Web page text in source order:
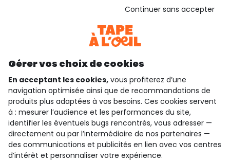
Voir l’attestation de confiance
Téléchargez notre application
Découvrir notre application
qui sommes-nous ?
besoin d'aide ?
le club fidélité
Gérer vos choix de cookies
En acceptant les cookies, vous profiterez d’une
navigation optimisée ainsi que de recommandations de
produits plus adaptées à vos besoins. Ces cookies servent
à : mesurer l’audience et les performances du site,
identifier les éventuels bugs rencontrés, vous adresser —
directement ou par l’intermédiaire de nos partenaires —
des communications et publicités en lien avec vos centres
d’intérêt et personnaliser votre expérience.
Continuer sans accepter